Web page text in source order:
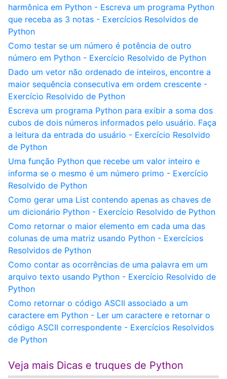
harmônica em Python - Escreva um programa Python
que receba as 3 notas - Exercícios Resolvidos de
Python
Como testar se um número é potência de outro
número em Python - Exercício Resolvido de Python
Dado um vetor não ordenado de inteiros, encontre a
maior sequência consecutiva em ordem crescente -
Exercício Resolvido de Python
Escreva um programa Python para exibir a soma dos
cubos de dois números informados pelo usuário. Faça
a leitura da entrada do usuário - Exercício Resolvido
de Python
Uma função Python que recebe um valor inteiro e
informa se o mesmo é um número primo - Exercício
Resolvido de Python
Como gerar uma List contendo apenas as chaves de
um dicionário Python - Exercício Resolvido de Python
Como retornar o maior elemento em cada uma das
colunas de uma matriz usando Python - Exercícios
Resolvidos de Python
Como contar as ocorrências de uma palavra em um
arquivo texto usando Python - Exercício Resolvido de
Python
Como retornar o código ASCII associado a um
caractere em Python - Ler um caractere e retornar o
código ASCII correspondente - Exercícios Resolvidos
de Python
Veja mais Dicas e truques de Python